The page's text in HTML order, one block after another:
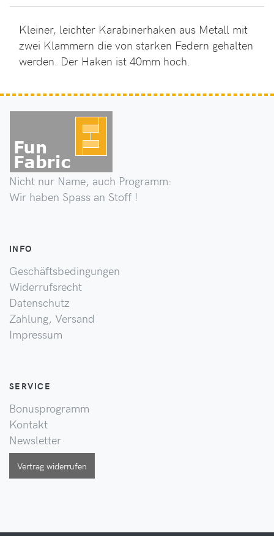
Kleiner, leichter Karabinerhaken aus Metall mit
zwei Klammern die von starken Federn gehalten
werden. Der Haken ist 40mm hoch.
Nicht nur Name, auch Programm:
Wir haben Spass an Stoff !
INFO
Geschäftsbedingungen
Widerrufsrecht
Datenschutz
Zahlung, Versand
Impressum
SERVICE
Bonusprogramm
Kontakt
Newsletter
Vertrag widerrufen